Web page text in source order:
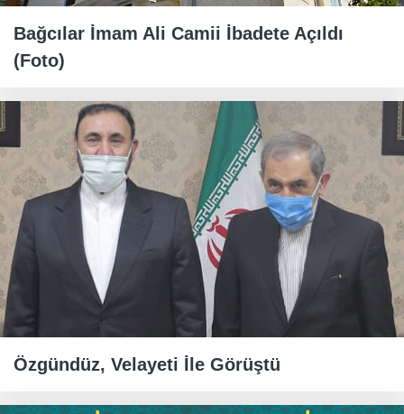
Bağcılar İmam Ali Camii İbadete Açıldı
(Foto)
Özgündüz, Velayeti İle Görüştü